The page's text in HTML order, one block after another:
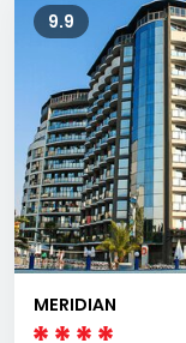
9.9
MERIDIAN